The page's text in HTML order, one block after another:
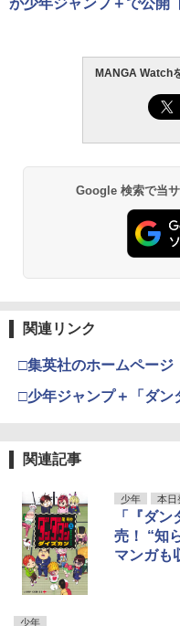
が少年ジャンプ＋で公開
MANGA Watch
Google 検索で当
関連リンク
□集英社のホームページ
□少年ジャンプ＋「ダン
関連記事
少年 本日
「『ダ
売！ “知
マンガも
少年